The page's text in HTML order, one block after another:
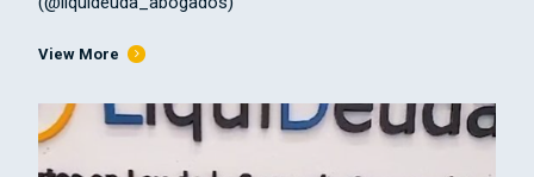
View More